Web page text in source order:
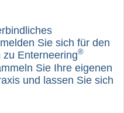
Sie sich für den
Enterneering®
Sie Ihre eigenen
und lassen Sie sich